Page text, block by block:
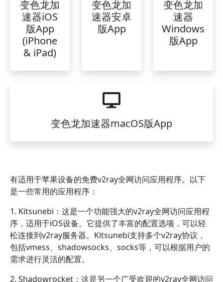
变色龙加
速器iOS
版App
(iPhone
& iPad)
变色龙加
速器安卓
版App
变色龙加
速器
Windows
版App
变色龙加速器macOS版App
有适用于苹果设备的免费v2ray全网访问应用程序。以下
是一些常用的应用程序：
1. Kitsunebi：这是一个功能强大的v2ray全网访问应用程
序，适用于iOS设备。它提供了丰富的配置选项，可以轻
松连接到v2ray服务器。Kitsunebi支持多个v2ray协议，
包括vmess、shadowsocks、socks等，可以根据用户的
需求进行灵活的配置。
2. Shadowrocket：这是另一个广受欢迎的v2ray全网访问